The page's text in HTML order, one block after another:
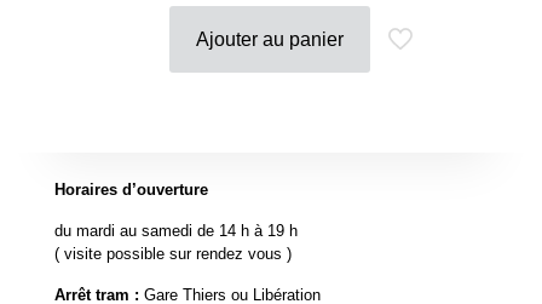
Ajouter au panier
Horaires d’ouverture
du mardi au samedi de 14 h à 19 h
( visite possible sur rendez vous )
Arrêt tram : Gare Thiers ou Libération